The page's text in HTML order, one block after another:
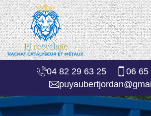
04 82 29 63 25
06 65